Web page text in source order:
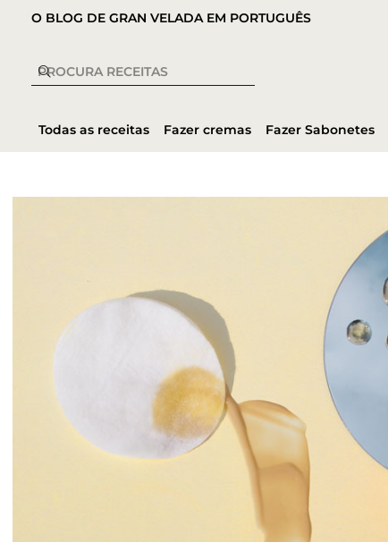
O BLOG DE GRAN VELADA EM PORTUGUÊS
Todas as receitas Fazer cremas Fazer Sabonetes